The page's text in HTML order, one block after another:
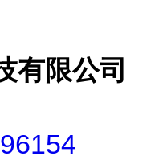
有限公司